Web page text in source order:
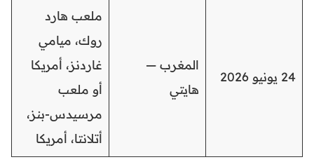
24 يونيو 2026
المغرب —
هايتي
ملعب هارد
روك، ميامي
غاردنز، أمريكا
أو ملعب
مرسيدس-بنز،
أتلانتا، أمريكا